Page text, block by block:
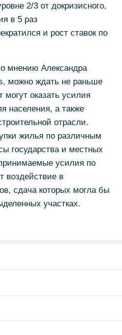
2/3 от докризисного,
в 5 раз
и рост ставок по
мнению Александра
можно ждать не раньше
оказать усилия
населения, а также
отрасли.
жилья по различным
государства и местных
усилия по
воздействие в
сдача которых могла бы
участках.